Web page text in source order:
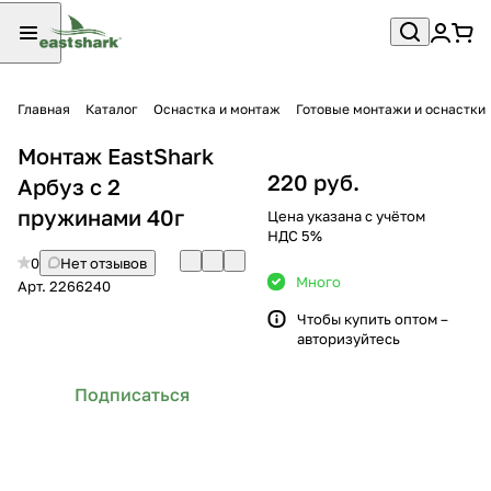
Главная Каталог Оснастка и монтаж Готовые монтажи и оснастки
Монтаж EastShark
Арбуз с 2
пружинами 40г
0
Нет отзывов
Арт. 2266240
Подписаться
220 руб.
Цена указана с учётом
НДС 5%
Много
Чтобы купить оптом –
авторизуйтесь